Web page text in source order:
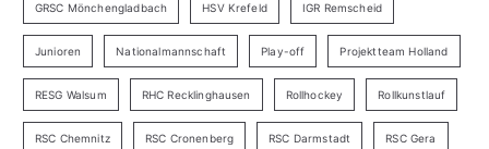
GRSC Mönchengladbach HSV Krefeld IGR Remscheid
Junioren Nationalmannschaft Play-off Projektteam Holland
RESG Walsum RHC Recklinghausen Rollhockey Rollkunstlauf
RSC Chemnitz RSC Cronenberg RSC Darmstadt RSC Gera